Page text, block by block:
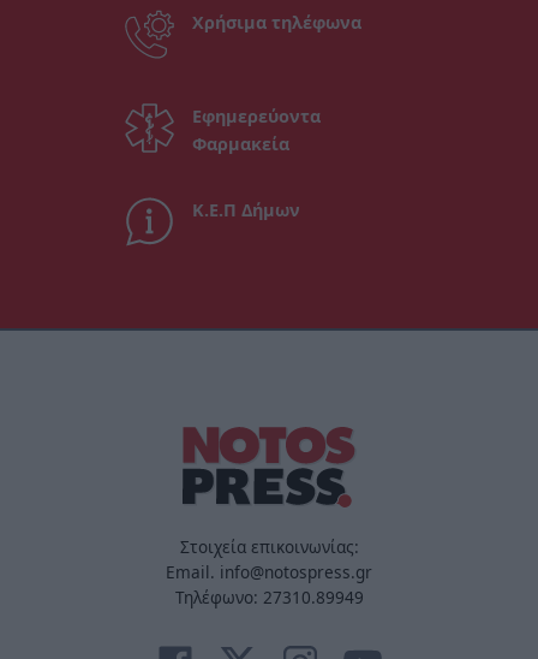
Χρήσιμα τηλέφωνα
Εφημερεύοντα
Φαρμακεία
Κ.Ε.Π Δήμων
Στοιχεία επικοινωνίας:
Email. info@notospress.gr
Τηλέφωνο: 27310.89949